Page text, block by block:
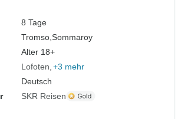
8 Tage
Tromso,Sommaroy
Alter 18+
Lofoten +3 mehr
Deutsch
SKR Reisen